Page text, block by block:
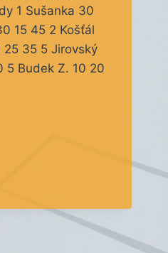
1 Sušanka 30
15 45 2 Košťál
25 35 5 Jirovský
5 Budek Z. 10 20